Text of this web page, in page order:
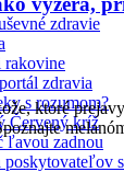
zdravie
rakovine
zdravia
s rozumom?
Červený kríž
ľavou zadnou
poskytovateľov
ktoré